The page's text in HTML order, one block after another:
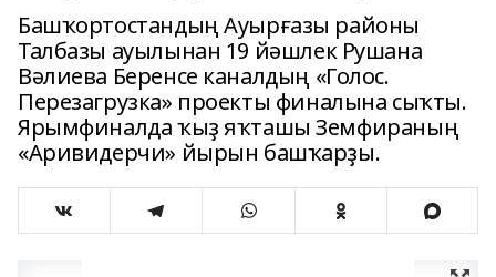
Башҡортостандың Ауырғазы районы
Талбазы ауылынан 19 йәшлек Рушана
Вәлиева Беренсе каналдың «Голос.
Перезагрузка» проекты финалына сыҡты.
Ярымфиналда ҡыҙ яҡташы Земфираның
«Аривидерчи» йырын башҡарҙы.